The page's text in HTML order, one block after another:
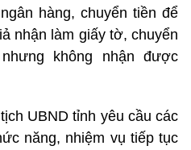
hàng, chuyển tiền để
nhận làm giấy tờ, chuyển
không nhận được
UBND tỉnh yêu cầu các
năng, nhiệm vụ tiếp tục